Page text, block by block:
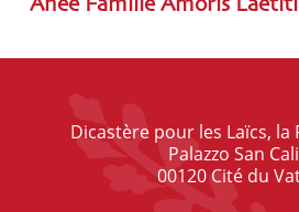
Dicastère pour les Laïcs, la
Palazzo San
00120 Cité du